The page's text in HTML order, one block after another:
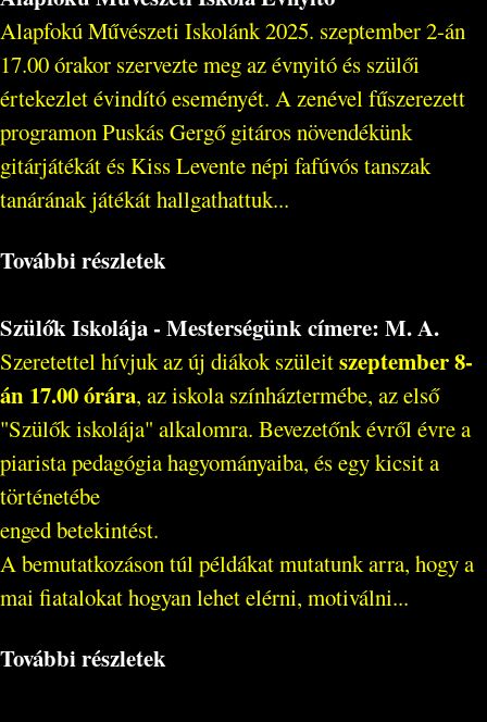
Alapfokú Művészeti Iskolánk 2025. szeptember 2-án
17.00 órakor szervezte meg az évnyitó és szülői
értekezlet évindító eseményét. A zenével fűszerezett
programon Puskás Gergő gitáros növendékünk
gitárjátékát és Kiss Levente népi fafúvós tanszak
tanárának játékát hallgathattuk...
További részletek
Szülők Iskolája - Mesterségünk címere: M. A.
Szeretettel hívjuk az új diákok szüleitszeptember 8-
án 17.00 órára, az iskola színháztermébe, az első
"Szülők iskolája" alkalomra. Bevezetőnk évről évre a
piarista pedagógia hagyományaiba, és egy kicsit a
történetébe
enged betekintést.
A bemutatkozáson túl példákat mutatunk arra, hogy a
mai fiatalokat hogyan lehet elérni, motiválni...
További részletek